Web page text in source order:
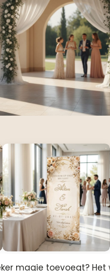
magie toevoegt? Het